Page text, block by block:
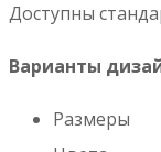
Доступны
Варианты
Размеры